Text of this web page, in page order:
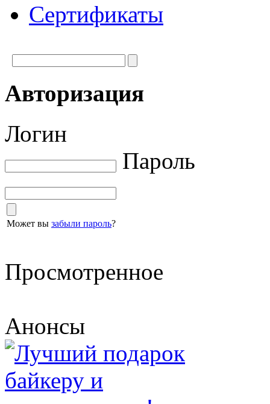
Сертификаты
Авторизация
Логин
Пароль
Может вы забыли пароль?
Просмотренное
Анонсы